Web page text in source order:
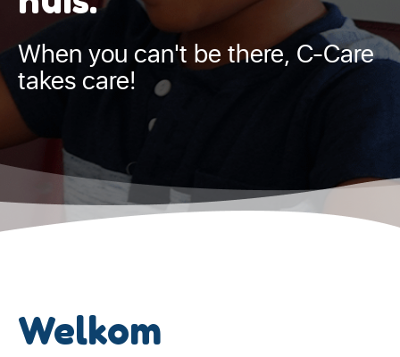
When you can't be there, C-Care
takes care!
Welkom